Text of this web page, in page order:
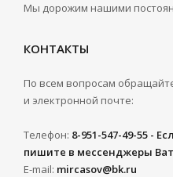
Мы дорожим нашими
КОНТАКТЫ
По всем вопросам
и электронной почте:
Телефон: 8-951-547-49-55 -
пишите в мессенджеры
E-mail: mircasov@bk.ru